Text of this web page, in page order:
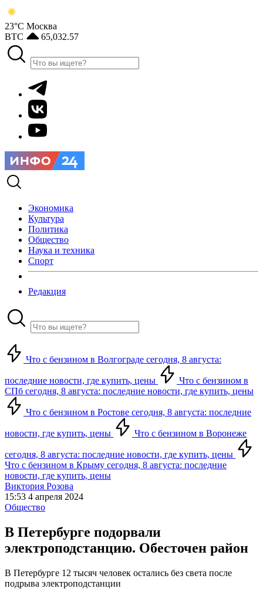
23°С Москва
BTC
65,032.57
Экономика
Культура
Политика
Общество
Наука и техника
Спорт
Редакция
Что с бензином в Волгограде сегодня, 8 августа:
последние новости, где купить, цены
Что с бензином в
СПб сегодня, 8 августа: последние новости, где купить, цены
Что с бензином в Ростове сегодня, 8 августа: последние
новости, где купить, цены Что с бензином в Воронеже
сегодня, 8 августа: последние новости, где купить, цены
Что с бензином в Крыму сегодня, 8 августа: последние
новости, где купить, цены
Виктория Розова
15:53 4 апреля 2024
Общество
В Петербурге подорвали
электроподстанцию. Обесточен район
В Петербурге 12 тысяч человек остались без света после
подрыва электроподстанции